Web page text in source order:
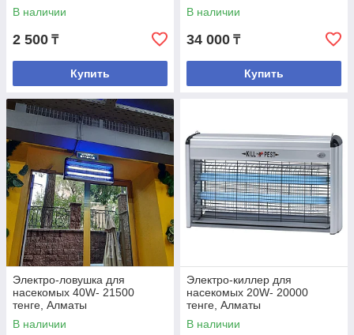
В наличии
2 500 ₸
Купить
В наличии
34 000 ₸
Купить
Электро-ловушка для
насекомых 40W- 21500
тенге, Алматы
В наличии
Электро-киллер для
насекомых 20W- 20000
тенге, Алматы
В наличии